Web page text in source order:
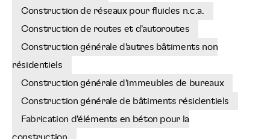
Construction de réseaux pour fluides n.c.a.
Construction de routes et d'autoroutes
Construction générale d'autres bâtiments non
résidentiels
Construction générale d'immeubles de bureaux
Construction générale de bâtiments résidentiels
Fabrication d'éléments en béton pour la